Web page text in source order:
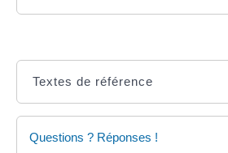
Textes de référence
Questions ? Réponses !